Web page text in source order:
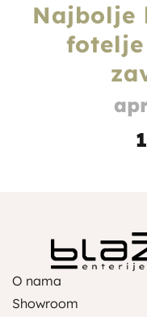
Najbolje
1
O nama
Showroom